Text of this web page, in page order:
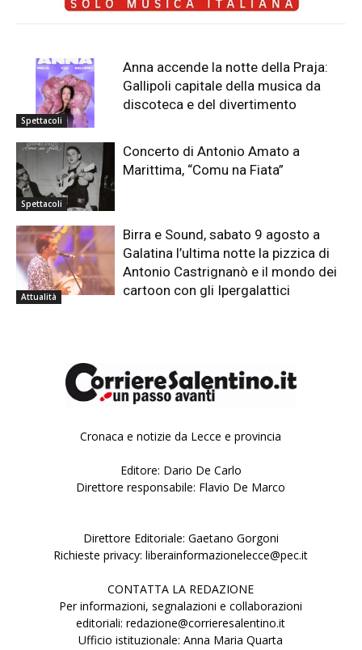
Spettacoli
Anna accende la notte della Praja:
Gallipoli capitale della musica da
discoteca e del divertimento
Spettacoli
Concerto di Antonio Amato a
Marittima, “Comu na Fiata”
Attualità
Birra e Sound, sabato 9 agosto a
Galatina l’ultima notte la pizzica di
Antonio Castrignanò e il mondo dei
cartoon con gli Ipergalattici
Cronaca e notizie da Lecce e provincia
Editore: Dario De Carlo
Direttore responsabile: Flavio De Marco
Direttore Editoriale: Gaetano Gorgoni
Richieste privacy: liberainformazionelecce@pec.it
CONTATTA LA REDAZIONE
Per informazioni, segnalazioni e collaborazioni
editoriali: redazione@corrieresalentino.it
Ufficio istituzionale: Anna Maria Quarta